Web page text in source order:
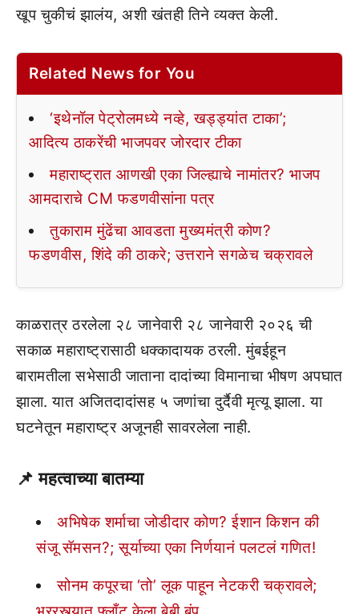
खूप चुकीचं झालंय, अशी खंतही तिने व्यक्त केली.
Related News for You
‘इथेनॉल पेट्रोलमध्ये नव्हे, खड्ड्यांत टाका’;
आदित्य ठाकरेंची भाजपवर जोरदार टीका
महाराष्ट्रात आणखी एका जिल्ह्याचे नामांतर? भाजप
आमदाराचे CM फडणवीसांना पत्र
तुकाराम मुंढेंचा आवडता मुख्यमंत्री कोण?
फडणवीस, शिंदे की ठाकरे; उत्तराने सगळेच चक्रावले
काळरात्र ठरलेला २८ जानेवारी २८ जानेवारी २०२६ ची
सकाळ महाराष्ट्रासाठी धक्कादायक ठरली. मुंबईहून
बारामतीला सभेसाठी जाताना दादांच्या विमानाचा भीषण अपघात
झाला. यात अजितदादांसह ५ जणांचा दुर्दैवी मृत्यू झाला. या
घटनेतून महाराष्ट्र अजूनही सावरलेला नाही.
📌 महत्वाच्या बातम्या
अभिषेक शर्माचा जोडीदार कोण? ईशान किशन की
संजू सॅमसन?; सूर्याच्या एका निर्णयानं पलटलं गणित!
सोनम कपूरचा ‘तो’ लूक पाहून नेटकरी चक्रावले;